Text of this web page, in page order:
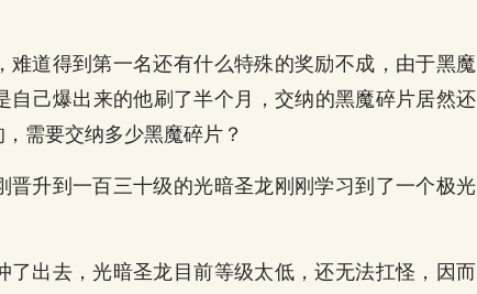
难道得到第一名还有什么特殊的奖励不成，由于黑魔
己爆出来的他刷了半个月，交纳的黑魔碎片居然还
需要交纳多少黑魔碎片？
晋升到一百三十级的光暗圣龙刚刚学习到了一个极光
了出去，光暗圣龙目前等级太低，还无法扛怪，因而